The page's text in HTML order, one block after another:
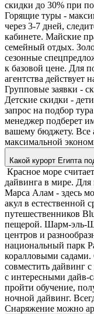
скидки до 30% при
Горящие туры -
через 3-7 дней,
кабинете. Майские
семейный отдых.
сезонные
к базовой цене. Для
агентства действует
Групповые заявки -
Детские скидки -
запрос на подбор
менеджер подберет
вашему бюджету. Все
максимальной
Какой курорт Египта
Красное море
дайвинга в мире.
Марса Алам - здесь
акул в естественной
путешественников
пещерой. Шарм-эль-
центров и
национальный парк
коралловыми садами.
совместить дайвинг
с интересными дайв-
пройти обучение,
ночной дайвинг.
Снаряжение можно